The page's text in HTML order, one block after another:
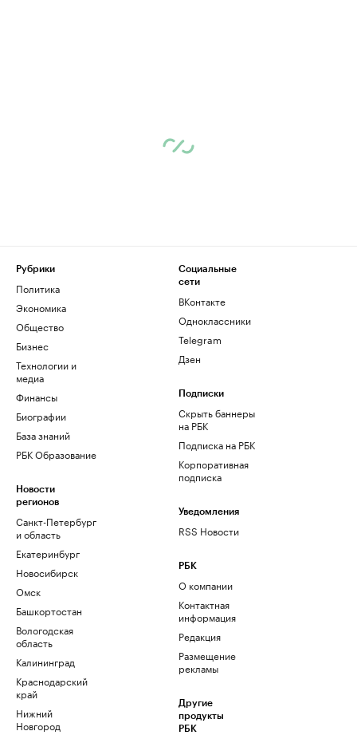
Рубрики
Политика
Экономика
Общество
Бизнес
Технологии и
медиа
Финансы
Биографии
База знаний
РБК Образование
Новости
регионов
Санкт-Петербург
и область
Екатеринбург
Новосибирск
Омск
Башкортостан
Вологодская
область
Калининград
Краснодарский
край
Нижний
Новгород
Социальные
сети
ВКонтакте
Одноклассники
Telegram
Дзен
Подписки
Скрыть баннеры
на РБК
Подписка на РБК
Корпоративная
подписка
Уведомления
RSS Новости
РБК
О компании
Контактная
информация
Редакция
Размещение
рекламы
Другие
продукты
РБК